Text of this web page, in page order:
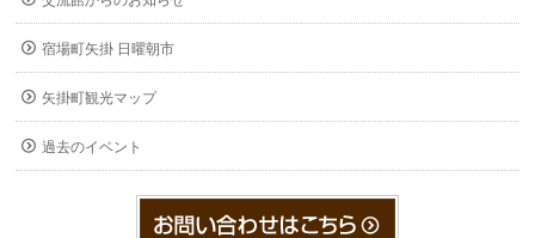
宿場町矢掛 日曜朝市
矢掛町観光マップ
過去のイベント